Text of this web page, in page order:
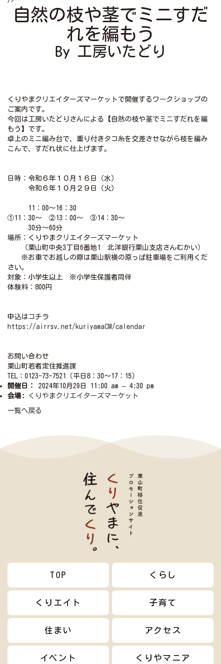
自然の枝や茎でミニすだ
れを編もう
By 工房いたどり
くりやまクリエイターズマーケットで開催するワークショップの
ご案内です。
今回は工房いたどりさんによる【自然の枝や茎でミニすだれを編
もう】です。
卓上のミニ編み台で、重り付きタコ糸を交差させながら枝を編み
こんで、すだれ状に仕上げます。
日時：令和６年１０月１６日（水）
令和６年１０月２９日（火）
11：00～16：30
①11：30～ ②13：00～ ③14：30～
30分～60分
場所：くりやまクリエイターズマーケット
（栗山町中央3丁目6番地1 北洋銀行栗山支店さんむかい）
※お車でお越しの際は栗山駅横の原っぱ駐車場をご利用くだ
さい。
対象：小学生以上 ※小学生保護者同伴
体験料：800円
申込はコチラ
https://airrsv.net/kuriyamaCM/calendar
お問い合わせ
栗山町若者定住推進課
TEL：0123-73-7521（平日8：30～17：15）
開催日：
2024年10月29日 11:00 am – 4:30 pm
会場:
くりやまクリエイターズマーケット
一覧へ戻る
TOP くらし
くりエイト 子育て
住まい アクセス
イベント くりやマニア